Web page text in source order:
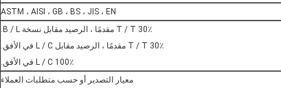
ASTM ، AISI ، GB ، BS ، JIS ، EN
30٪ T / T مقدمًا ، الرصيد مقابل نسخة B / L.
30٪ T / T مقدمًا ، الرصيد مقابل L / C في الأفق.
100٪ L / C في الأفق.
معيار التصدير أو حسب متطلبات العملاء